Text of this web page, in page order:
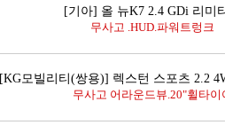
[기아] 올 뉴K7 2.4 GDi 리미
무사고 .HUD.파워트렁크
[KG모빌리티(쌍용)] 렉스턴 스포츠 2.2
무사고 어라운드뷰.20"휠타이